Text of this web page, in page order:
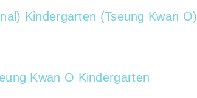
Kindergarten (Tseung Kwan O)
Kwan O Kindergarten